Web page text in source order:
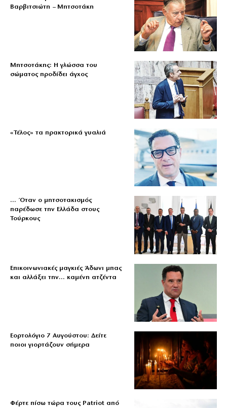
Βαρβιτσιώτη – Μητσοτάκη
Μητσοτάκης: Η γλώσσα του
σώματος προδίδει άγχος
«Τέλος» τα πρακτορικά γυαλιά
… Όταν ο μητσοτακισμός
παρέδωσε την Ελλάδα στους
Τούρκους
Επικοινωνιακές μαγκιές Άδωνι μπας
και αλλάξει την… καμένη ατζέντα
Εορτολόγιο 7 Αυγούστου: Δείτε
ποιοι γιορτάζουν σήμερα
Φέρτε πίσω τώρα τους Patriot από